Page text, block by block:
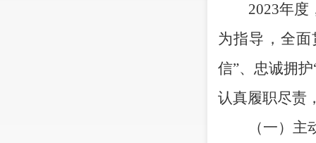
2023年度
为指导，全
信”、忠诚拥
认真履职尽责
（一）